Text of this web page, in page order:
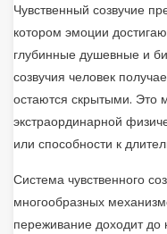
Чувственный созвучие
котором эмоции
глубинные душевные и
созвучия человек
остаются скрытыми. Это
экстраординарной
или способности к
Система чувственного
многообразных
переживание доходит до